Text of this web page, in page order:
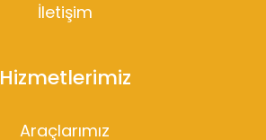
İletişim
Hizmetlerimiz
Araçlarımız